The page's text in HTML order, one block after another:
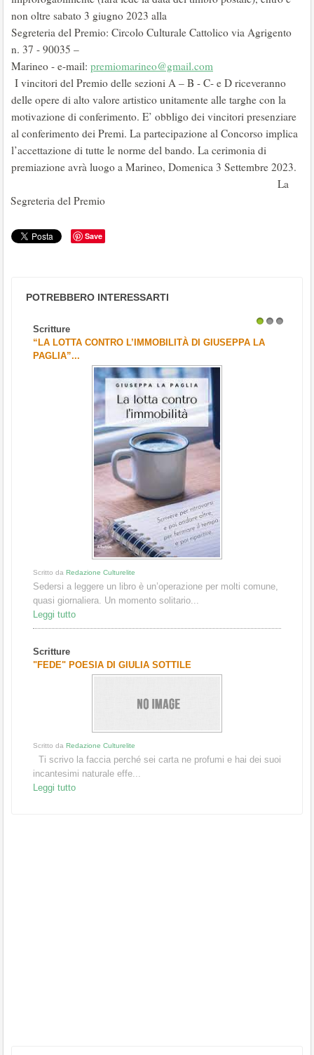
non oltre sabato 3 giugno 2023 alla
Segreteria del Premio: Circolo Culturale Cattolico via Agrigento
n. 37 - 90035 –
Marineo - e-mail: premiomarineo@gmail.com
I vincitori del Premio delle sezioni A – B - C- e D riceveranno
delle opere di alto valore artistico unitamente alle targhe con la
motivazione di conferimento. E’ obbligo dei vincitori presenziare
al conferimento dei Premi. La partecipazione al Concorso implica
l’accettazione di tutte le norme del bando. La cerimonia di
premiazione avrà luogo a Marineo, Domenica 3 Settembre 2023.
La
Segreteria del Premio
Save
POTREBBERO INTERESSARTI
Scritture
“LA LOTTA CONTRO L’IMMOBILITÀ DI GIUSEPPA LA
PAGLIA”...
Scritto da Redazione Culturelite
Sedersi a leggere un libro è un’operazione per molti comune,
quasi giornaliera. Un momento solitario...
Leggi tutto
Scritture
"FEDE" POESIA DI GIULIA SOTTILE
Scritto da Redazione Culturelite
Ti scrivo la faccia perché sei carta ne profumi e hai dei suoi
incantesimi naturale effe...
Leggi tutto